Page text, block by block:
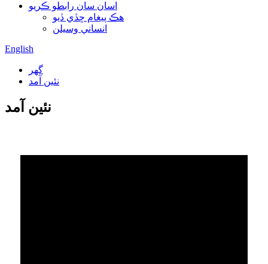
اسان سان رابطو ڪريو
هڪ پيغام ڇڏي ڏيو
انساني وسيلن
English
گهر
نئين آمد
نئين آمد